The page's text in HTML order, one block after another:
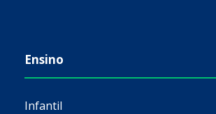
Ensino
Infantil